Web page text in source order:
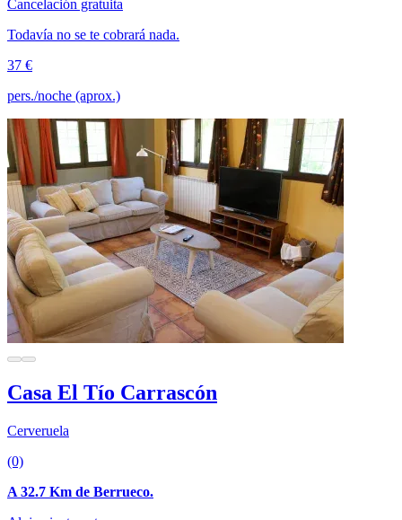
Cancelación gratuita
Todavía no se te cobrará nada.
37 €
pers./noche (aprox.)
Casa El Tío Carrascón
Cerveruela
(0)
A 32.7 Km de Berrueco.